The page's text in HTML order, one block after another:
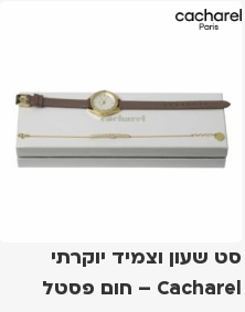
סט שעון וצמיד יוקרתי
Cacharel – חום פסטל